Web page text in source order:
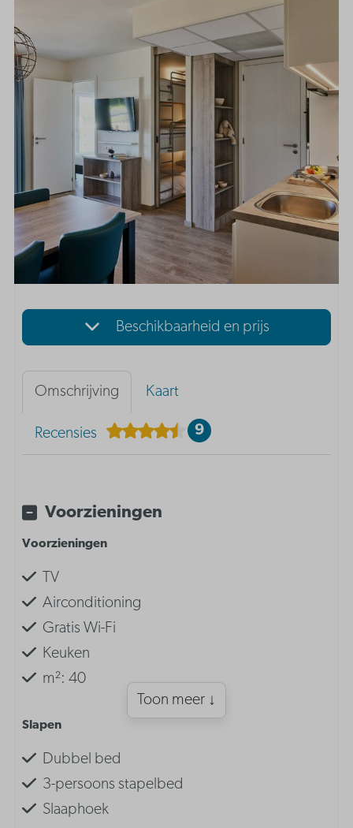
Beschikbaarheid en prijs
Omschrijving Kaart
Recensies 9
Voorzieningen
Voorzieningen
TV
Airconditioning
Gratis Wi-Fi
Keuken
m²: 40
Slapen
Dubbel bed
3-persoons stapelbed
Slaaphoek
Toon meer ↓